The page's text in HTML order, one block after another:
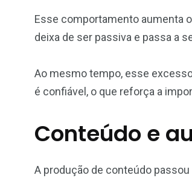
Esse comportamento aumenta
deixa de ser passiva e passa a
Ao mesmo tempo, esse
é confiável, o que reforça a
Conteúdo e
A produção de conteúdo